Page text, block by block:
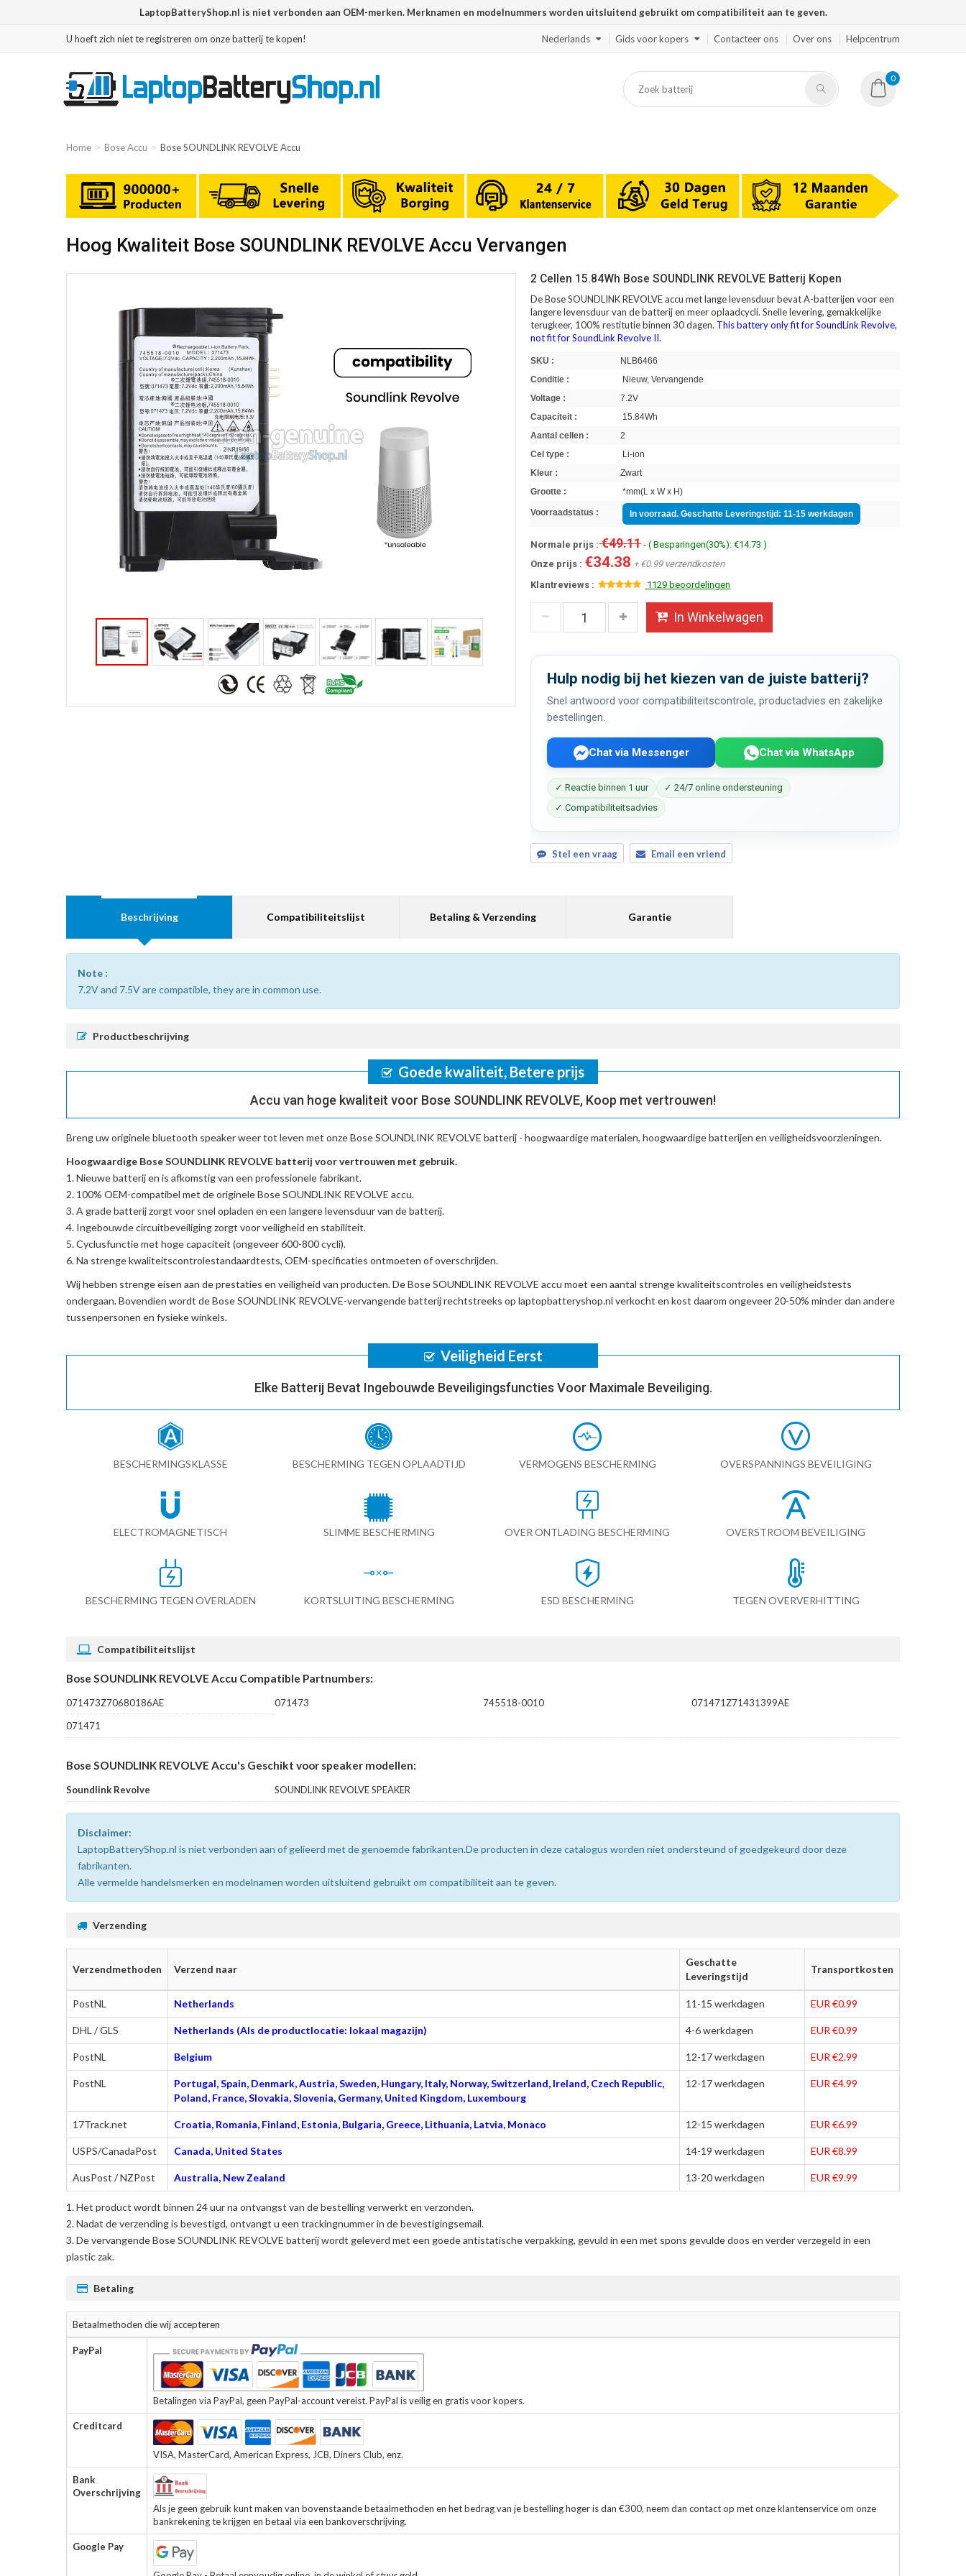
LaptopBatteryShop.nl is niet verbonden aan OEM-merken. Merknamen en modelnummers worden uitsluitend gebruikt om compatibiliteit aan te geven.
U hoeft zich niet te registreren om onze batterij te kopen! Nederlands Gids voor kopers Contacteer ons Over ons Helpcentrum
0
Home Bose Accu Bose SOUNDLINK REVOLVE Accu
Hoog Kwaliteit Bose SOUNDLINK REVOLVE Accu Vervangen
2 Cellen 15.84Wh Bose SOUNDLINK REVOLVE Batterij Kopen
De Bose SOUNDLINK REVOLVE accu met lange levensduur bevat A-batterijen voor een
langere levensduur van de batterij en meer oplaadcycli. Snelle levering, gemakkelijke
terugkeer, 100% restitutie binnen 30 dagen. This battery only fit for SoundLink Revolve,
not fit for SoundLink Revolve II.
SKU :
NLB6466
Conditie :
Nieuw, Vervangende
Voltage :
7.2V
Capaciteit :
15.84Wh
Aantal cellen :
2
Cel type :
Li-ion
Kleur :
Zwart
Grootte :
*mm(L x W x H)
Voorraadstatus : In voorraad. Geschatte Leveringstijd: 11-15 werkdagen
Normale prijs :€49.11- ( Besparingen(30%): €14.73 )
Onze prijs : €34.38 + €0.99 verzendkosten
Klantreviews :
1129 beoordelingen
In Winkelwagen
Hulp nodig bij het kiezen van de juiste batterij?
Snel antwoord voor compatibiliteitscontrole, productadvies en zakelijke
bestellingen.
Chat via Messenger Chat via WhatsApp
✓ Reactie binnen 1 uur
✓ 24/7 online ondersteuning
✓ Compatibiliteitsadvies
Stel een vraag Email een vriend
Beschrijving Compatibiliteitslijst Betaling & Verzending Garantie
Note :
7.2V and 7.5V are compatible, they are in common use.
Productbeschrijving
Goede kwaliteit, Betere prijs
Accu van hoge kwaliteit voor Bose SOUNDLINK REVOLVE, Koop met vertrouwen!
Breng uw originele bluetooth speaker weer tot leven met onzeBose SOUNDLINK REVOLVE batterij - hoogwaardige materialen, hoogwaardige batterijen en veiligheidsvoorzieningen.
Hoogwaardige Bose SOUNDLINK REVOLVE batterij voor vertrouwen met gebruik.
Nieuwe batterij en is afkomstig van een professionele fabrikant.
100% OEM-compatibel met deoriginele Bose SOUNDLINK REVOLVE accu.
A grade batterij zorgt voor snel opladen en een langere levensduur van de batterij.
Ingebouwde circuitbeveiliging zorgt voor veiligheid en stabiliteit.
Cyclusfunctie met hoge capaciteit (ongeveer 600-800 cycli).
Na strenge kwaliteitscontrolestandaardtests, OEM-specificaties ontmoeten of overschrijden.
Wij hebben strenge eisen aan de prestaties en veiligheid van producten. DeBose SOUNDLINK REVOLVE accu moet een aantal strenge kwaliteitscontroles en veiligheidstests
ondergaan. Bovendien wordt deBose SOUNDLINK REVOLVE-vervangende batterijrechtstreeks op laptopbatteryshop.nl verkocht en kost daarom ongeveer 20-50% minder dan andere
tussenpersonen en fysieke winkels.
Veiligheid Eerst
Elke Batterij Bevat Ingebouwde Beveiligingsfuncties Voor Maximale Beveiliging.
BESCHERMINGSKLASSE BESCHERMING TEGEN OPLAADTIJD VERMOGENS BESCHERMING OVERSPANNINGS BEVEILIGING
ELECTROMAGNETISCH SLIMME BESCHERMING OVER ONTLADING BESCHERMING OVERSTROOM BEVEILIGING
BESCHERMING TEGEN OVERLADEN KORTSLUITING BESCHERMING ESD BESCHERMING TEGEN OVERVERHITTING
Compatibiliteitslijst
Bose SOUNDLINK REVOLVE Accu Compatible Partnumbers:
071473Z70680186AE 071473 745518-0010
071471Z71431399AE
071471
Bose SOUNDLINK REVOLVE Accu's Geschikt voor speaker modellen:
Soundlink Revolve SOUNDLINK REVOLVE SPEAKER
Disclaimer:
LaptopBatteryShop.nl is niet verbonden aan of gelieerd met de genoemde fabrikanten.De producten in deze catalogus worden niet ondersteund of goedgekeurd door deze
fabrikanten.
Alle vermelde handelsmerken en modelnamen worden uitsluitend gebruikt om compatibiliteit aan te geven.
Verzending
Verzendmethoden Verzend naar
Geschatte
Leveringstijd
Transportkosten
PostNL Netherlands 11-15 werkdagen EUR €0.99
DHL / GLS Netherlands (Als de productlocatie: lokaal magazijn) 4-6 werkdagen EUR €0.99
PostNL Belgium 12-17 werkdagen EUR €2.99
PostNL
Portugal, Spain, Denmark, Austria, Sweden, Hungary, Italy, Norway, Switzerland, Ireland, Czech Republic,
Poland, France, Slovakia, Slovenia, Germany, United Kingdom, Luxembourg
12-17 werkdagen EUR €4.99
17Track.net Croatia, Romania, Finland, Estonia, Bulgaria, Greece, Lithuania, Latvia, Monaco 12-15 werkdagen EUR €6.99
USPS/CanadaPost Canada, United States 14-19 werkdagen EUR €8.99
AusPost / NZPost Australia, New Zealand 13-20 werkdagen EUR €9.99
Het product wordt binnen 24 uur na ontvangst van de bestelling verwerkt en verzonden.
Nadat de verzending is bevestigd, ontvangt u een trackingnummer in de bevestigingsemail.
Devervangende Bose SOUNDLINK REVOLVE batterijwordt geleverd met een goede antistatische verpakking, gevuld in een met spons gevulde doos en verder verzegeld in een
plastic zak.
Betaling
Betaalmethoden die wij accepteren
PayPal
Betalingen via PayPal, geen PayPal-account vereist. PayPal is veilig en gratis voor kopers.
Creditcard
VISA, MasterCard, American Express, JCB, Diners Club, enz.
Bank
Overschrijving
Als je geen gebruik kunt maken van bovenstaande betaalmethoden en het bedrag van je bestelling hoger is dan €300, neem dan contact op met onze klantenservice om onze
bankrekening te krijgen en betaal via een bankoverschrijving.
Google Pay